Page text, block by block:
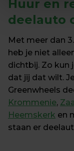
Huur en
deelauto
Met meer dan
heb je niet
dichtbij. Zo kun
dat jij dat wilt.
Krommenie,
Heemskerk en
staan er